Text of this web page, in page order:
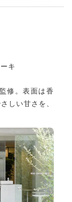
キ
修。表面は香
しい甘さを、